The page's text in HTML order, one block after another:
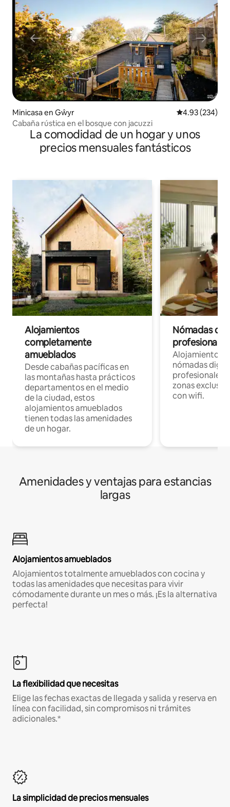
Minicasa en Gŵyr Calificación
4.93 (234)
Cabaña rústica en el bosque con jacuzzi
La comodidad de un hogar y unos
precios mensuales fantásticos
Alojamientos
completamente
amueblados
Desde cabañas pacíficas en
las montañas hasta prácticos
departamentos en el medio
de la ciudad, estos
alojamientos amueblados
tienen todas las amenidades
de un hogar.
Nómadas
Alojamientos
nómadas
profesionales
zonas
con wifi.
Amenidades y ventajas para estancias
largas
Alojamientos amueblados
Alojamientos totalmente amueblados con cocina y
todas las amenidades que necesitas para vivir
cómodamente durante un mes o más. ¡Es la alternativa
perfecta!
La flexibilidad que necesitas
Elige las fechas exactas de llegada y salida y reserva en
línea con facilidad, sin compromisos ni trámites
adicionales.*
La simplicidad de precios mensuales